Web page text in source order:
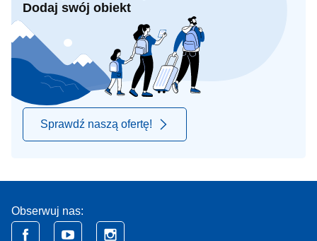
Dodaj swój obiekt
Sprawdź naszą ofertę!
Obserwuj nas: